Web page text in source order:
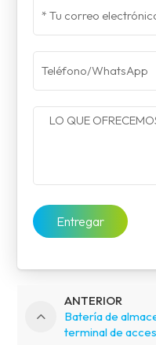
Entregar
ANTERIOR
Batería de
terminal de